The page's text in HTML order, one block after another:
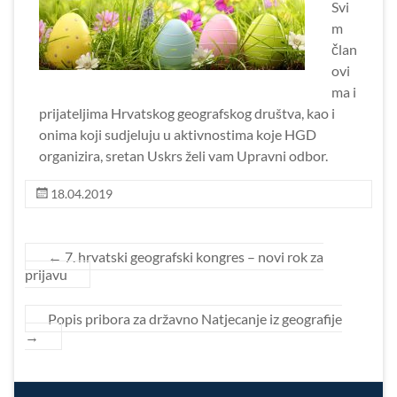
Svi
m
član
ovi
ma i
prijateljima Hrvatskog geografskog društva, kao i
onima koji sudjeluju u aktivnostima koje HGD
organizira, sretan Uskrs želi vam Upravni odbor.
18.04.2019
← 7. hrvatski geografski kongres – novi rok za
prijavu
Popis pribora za državno Natjecanje iz geografije
→